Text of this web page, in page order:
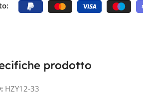
prodotto
HZY12-33